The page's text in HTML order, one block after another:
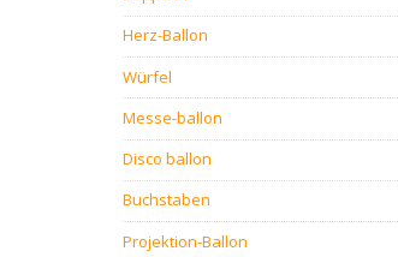
Herz-Ballon
Würfel
Messe-ballon
Disco ballon
Buchstaben
Projektion-Ballon